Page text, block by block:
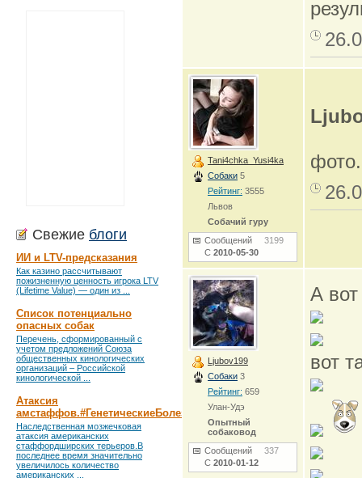
Свежие блоги
ИИ и LTV-предсказания
Как казино рассчитывают
пожизненную ценность игрока LTV
(Lifetime Value) — один из ...
Список потенциально
опасных собак
Перечень, сформированный с
учетом предложений Союза
общественных кинологических
организаций – Российской
кинологической ...
Атаксия
амстаффов.#ГенетическиеБолезни
Наследственная мозжечковая
атаксия американских
стаффордширских терьеров.В
последнее время значительно
увеличилось количество
американских ...
Tani4chka_Yusi4ka
Собаки 5
Рейтинг: 3555
Львов
Собачий гуру
Сообщений 3199
С 2010-05-30
Ljubov199
Собаки 3
Рейтинг: 659
Улан-Удэ
Опытный
собаковод
Сообщений 337
С 2010-01-12
А
вот